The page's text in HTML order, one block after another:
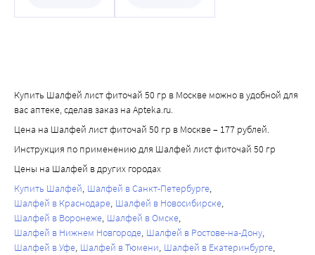
Купить Шалфей лист фиточай 50 гр в Москве можно в удобной для
вас аптеке, сделав заказ на Apteka.ru.
Цена на Шалфей лист фиточай 50 гр в Москве – 177 рублей.
Инструкция по применению для Шалфей лист фиточай 50 гр
Цены на Шалфей в других городах
Купить Шалфей Шалфей в Санкт-Петербурге
Шалфей в Краснодаре Шалфей в Новосибирске
Шалфей в Воронеже Шалфей в Омске
Шалфей в Нижнем Новгороде Шалфей в Ростове-на-Дону
Шалфей в Уфе Шалфей в Тюмени Шалфей в Екатеринбурге